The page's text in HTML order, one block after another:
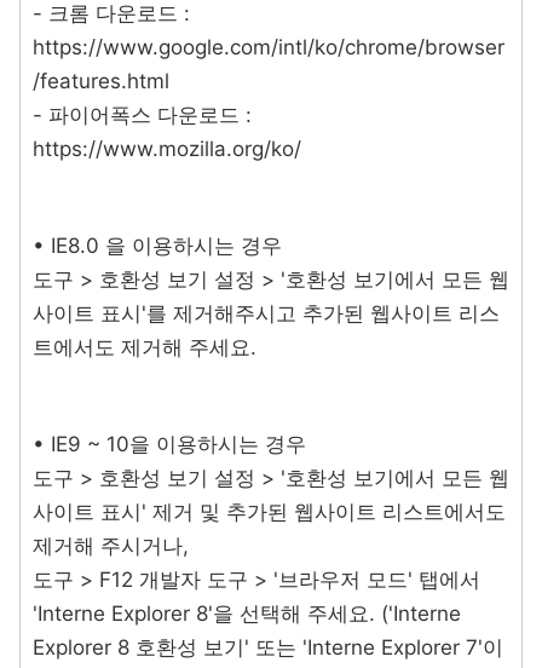
- 크롬 다운로드 :
https://www.google.com/intl/ko/chrome/browser
/features.html
- 파이어폭스 다운로드 :
https://www.mozilla.org/ko/
• IE8.0 을 이용하시는 경우
도구 > 호환성 보기 설정 > '호환성 보기에서 모든 웹
사이트 표시'를 제거해주시고 추가된 웹사이트 리스
트에서도 제거해 주세요.
• IE9 ~ 10을 이용하시는 경우
도구 > 호환성 보기 설정 > '호환성 보기에서 모든 웹
사이트 표시' 제거 및 추가된 웹사이트 리스트에서도
제거해 주시거나,
도구 > F12 개발자 도구 > '브라우저 모드' 탭에서
'Interne Explorer 8'을 선택해 주세요. ('Interne
Explorer 8 호환성 보기' 또는 'Interne Explorer 7'이